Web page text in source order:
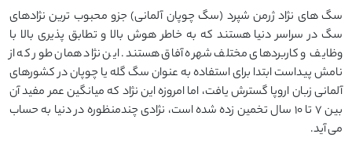
سگ های نژاد ژرمن شپرد (سگ چوپان آلمانی) جزو محبوب ترین نژادهای
سگ در سراسر دنیا هستند که به خاطر هوش بالا و تطابق پذیری بالا با
وظایف و کاربردهای مختلف شهره آفاق هستند. این نژاد همان طور که از
نامش پیداست ابتدا برای استفاده به عنوان سگ گله یا چوپان در کشورهای
آلمانی زبان اروپا گسترش یافت، اما امروزه این نژاد که میانگین عمر مفید آن
بین 7 تا 10 سال تخمین زده شده است، نژادی چندمنظوره در دنیا به حساب
می آید.